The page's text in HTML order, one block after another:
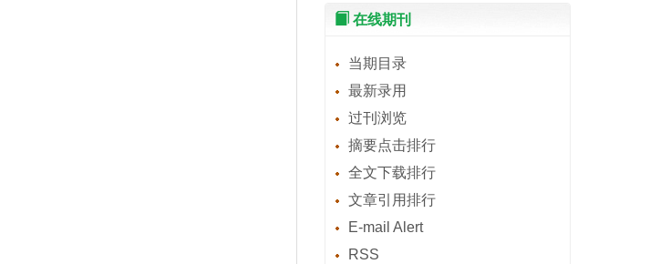
在线期刊
当期目录
最新录用
过刊浏览
摘要点击排行
全文下载排行
文章引用排行
E-mail Alert
RSS